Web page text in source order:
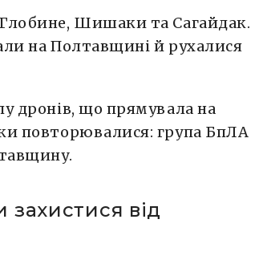
Шишаки та Сагайдак.
на Полтавщині й рухалися
дронів, що прямувала на
повторювалися: група БпЛА
від